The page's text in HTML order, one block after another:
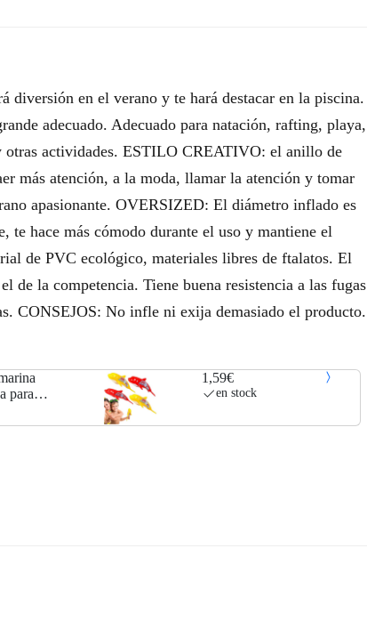
en el verano y te hará destacar en la piscina.
adecuado. Adecuado para natación, rafting, playa,
otras actividades. ESTILO CREATIVO: el anillo de
más atención, a la moda, llamar la atención y tomar
apasionante. OVERSIZED: El diámetro inflado es
te hace más cómodo durante el uso y mantiene el
de PVC ecológico, materiales libres de ftalatos. El
de la competencia. Tiene buena resistencia a las fugas
CONSEJOS: No infle ni exija demasiado el producto.
para
1,59€
en stock